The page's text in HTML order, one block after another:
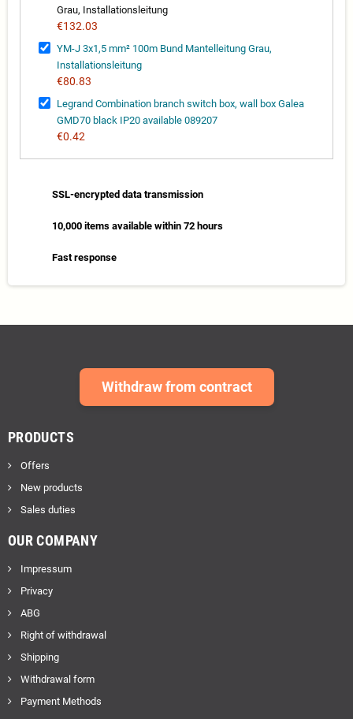
Grau, Installationsleitung
€132.03
YM-J 3x1,5 mm² 100m Bund Mantelleitung Grau,
Installationsleitung
€80.83
Legrand Combination branch switch box, wall box Galea
GMD70 black IP20 available 089207
€0.42
SSL-encrypted data transmission
10,000 items available within 72 hours
Fast response
Withdraw from contract
PRODUCTS
Offers
New products
Sales duties
OUR COMPANY
Impressum
Privacy
ABG
Right of withdrawal
Shipping
Withdrawal form
Payment Methods